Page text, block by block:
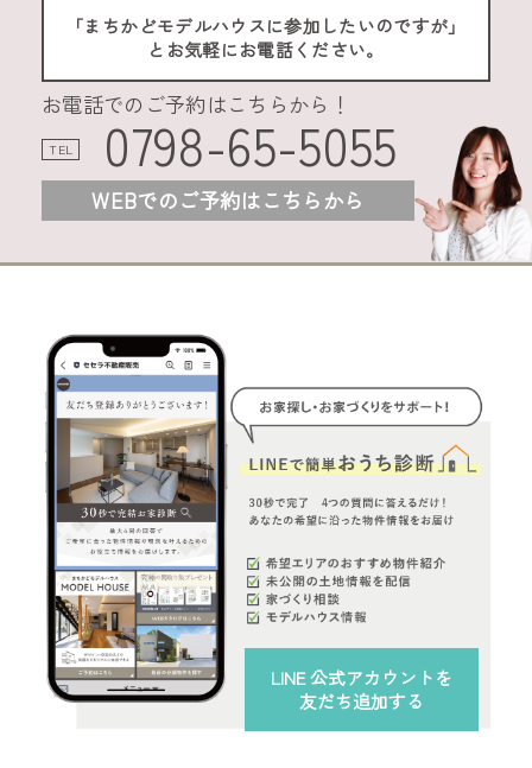
「まちかどモデルハウスに参加したいのですが」
とお気軽にお電話ください。
お電話でのご予約はこちらから！
TEL 0798-65-5055
WEBでのご予約はこちらから
LINE 公式アカウントを
友だち追加する